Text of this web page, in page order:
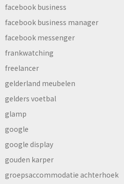
facebook business
facebook business manager
facebook messenger
frankwatching
freelancer
gelderland meubelen
gelders voetbal
glamp
google
google display
gouden karper
groepsaccommodatie achterhoek